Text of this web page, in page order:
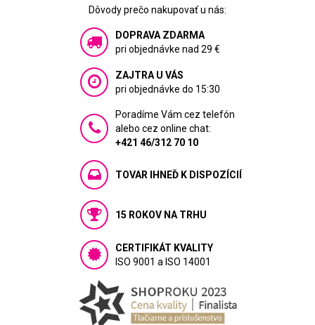
Dôvody prečo nakupovať u nás:
DOPRAVA ZDARMA
pri objednávke nad 29 €
ZAJTRA U VÁS
pri objednávke do 15:30
Poradíme Vám cez telefón
alebo cez online chat:
+421 46/312 70 10
TOVAR IHNEĎ K DISPOZÍCIÍ
15 ROKOV NA TRHU
CERTIFIKÁT KVALITY
ISO 9001 a ISO 14001